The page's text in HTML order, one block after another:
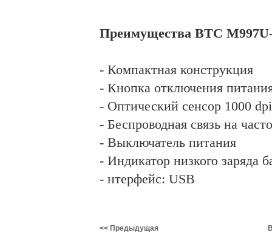
Преимущества BTC
- Компактная конструкция
- Кнопка отключения
- Оптический сенсор 1000 dpi
- Беспроводная связь на
- Выключатель питания
- Индикатор низкого заряда
- нтерфейс: USB
<< Предыдущая